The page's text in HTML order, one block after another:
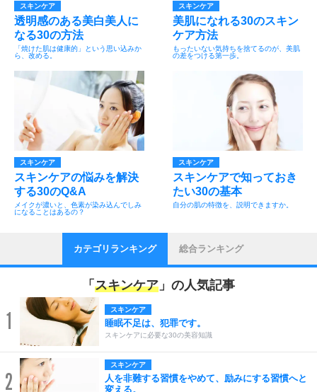
スキンケア
透明感のある美白美人に
なる30の方法
「焼けた肌は健康的」という思い込みか
ら、改める。
スキンケア
美肌になれる30のスキン
ケア方法
もったいない気持ちを捨てるのが、美肌
の差をつける第一歩。
スキンケア
スキンケアの悩みを解決
する30のQ&A
メイクが濃いと、色素が染み込んでしみ
になることはあるの？
スキンケア
スキンケアで知っておき
たい30の基本
自分の肌の特徴を、説明できますか。
カテゴリランキング 総合ランキング
「 スキンケア 」の人気記事
1 スキンケア
睡眠不足は、犯罪です。
スキンケアに必要な30の美容知識
2
スキンケア
人を非難する習慣をやめて、励みにする習慣へと
変える。